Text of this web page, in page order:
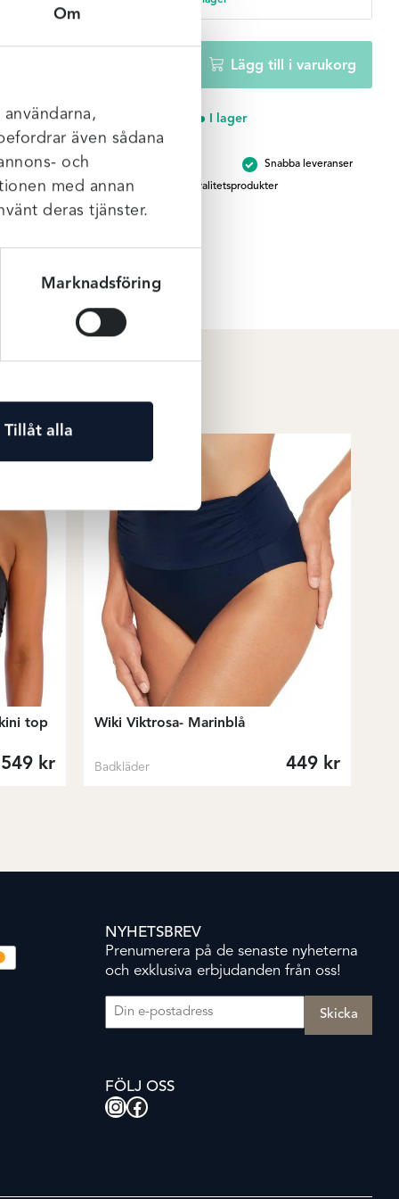
Om
även sådana
och
med annan
deras tjänster.
Marknadsföring
Tillåt alla
Fantasie
High
Waist
brief
mängd
Lägg till i varukorg
I lager
Snabba leveranser
Kvalitetsprodukter
top
549 kr
Wiki Viktrosa- Marinblå
Badkläder 449 kr
NYHETSBREV
Prenumerera på de senaste nyheterna
och exklusiva erbjudanden från oss!
E-post (Obligatoriskt)
FÖLJ OSS
Instagram
Facebook